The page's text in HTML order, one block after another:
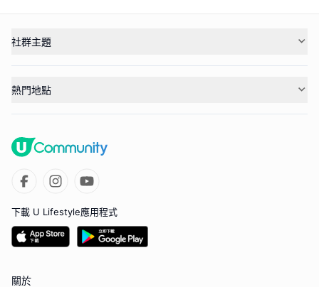
社群主題
熱門地點
下載 U Lifestyle應用程式
關於